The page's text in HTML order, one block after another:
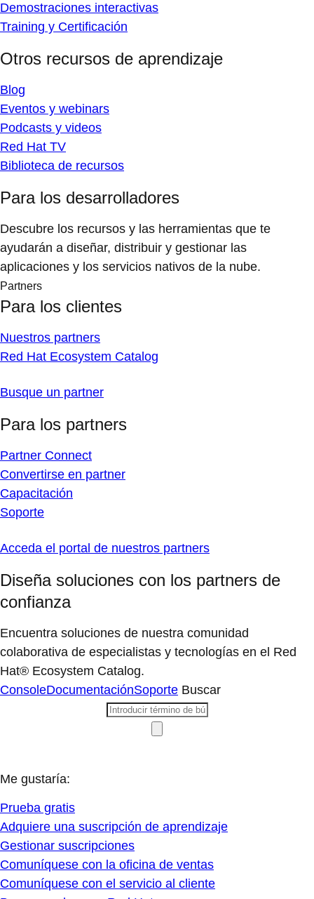
Demostraciones interactivas
Training y Certificación
Otros recursos de aprendizaje
Blog
Eventos y webinars
Podcasts y videos
Red Hat TV
Biblioteca de recursos
Para los desarrolladores
Descubre los recursos y las herramientas que te
ayudarán a diseñar, distribuir y gestionar las
aplicaciones y los servicios nativos de la nube.
Partners
Para los clientes
Nuestros partners
Red Hat Ecosystem Catalog
Busque un partner
Para los partners
Partner Connect
Convertirse en partner
Capacitación
Soporte
Acceda el portal de nuestros partners
Diseña soluciones con los partners de
confianza
Encuentra soluciones de nuestra comunidad
colaborativa de especialistas y tecnologías en el Red
Hat® Ecosystem Catalog.
ConsoleDocumentaciónSoporte Buscar
Me gustaría:
Prueba gratis
Adquiere una suscripción de aprendizaje
Gestionar suscripciones
Comuníquese con la oficina de ventas
Comuníquese con el servicio al cliente